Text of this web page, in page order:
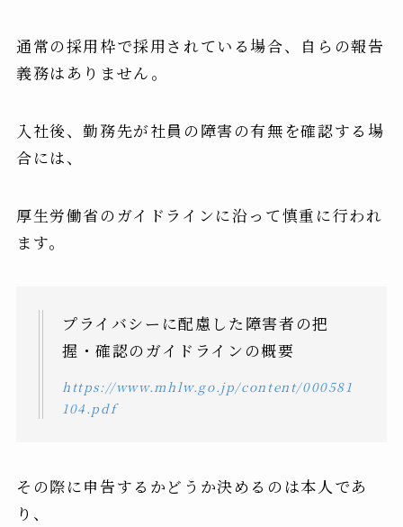
通常の採用枠で採用されている場合、自らの報告
義務はありません。
入社後、勤務先が社員の障害の有無を確認する場
合には、
厚生労働省のガイドラインに沿って慎重に行われ
ます。
プライバシーに配慮した障害者の把
握・確認のガイドラインの概要
https://www.mhlw.go.jp/content/000581
104.pdf
その際に申告するかどうか決めるのは本人であ
り、